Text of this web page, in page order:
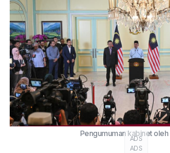
Pengumuman kabinet oleh
ADS
ADS